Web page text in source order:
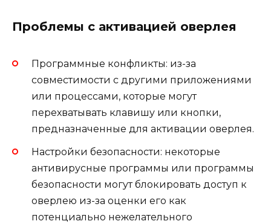
Проблемы с активацией оверлея
Программные конфликты: из-за
совместимости с другими приложениями
или процессами, которые могут
перехватывать клавишу или кнопки,
предназначенные для активации оверлея.
Настройки безопасности: некоторые
антивирусные программы или программы
безопасности могут блокировать доступ к
оверлею из-за оценки его как
потенциально нежелательного